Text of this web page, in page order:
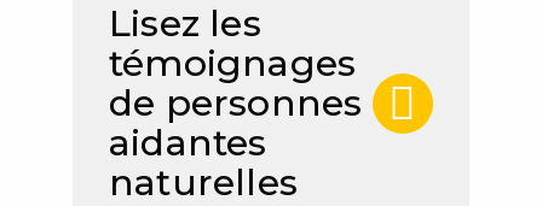
Lisez les
témoignages
de personnes
aidantes
naturelles